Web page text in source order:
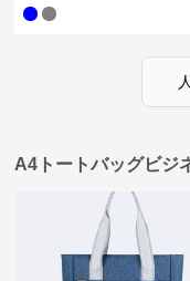
A4トートバッグビジ